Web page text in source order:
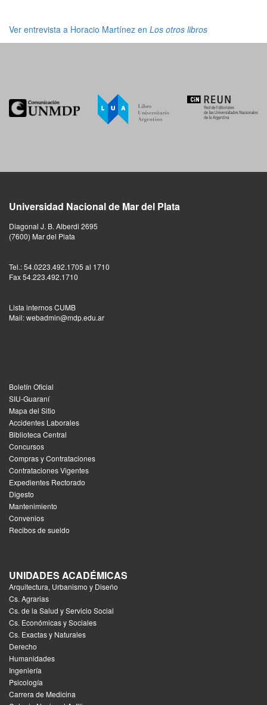
Ver entrevista a Horacio Martínez en Los otros libros
Universidad Nacional de Mar del Plata
Diagonal J. B. Alberdi 2695
(7600) Mar del Plata
Tel.: 54.0223.492.1705 al 1710
Fax 54.223.492.1710
Lista internos CUMB
Mail: webadmin@mdp.edu.ar
Boletín Oficial
SIU-Guaraní
Mapa del Sitio
Accidentes Laborales
Biblioteca Central
Concursos
Compras y Contrataciones
Contrataciones Vigentes
Expedientes Rectorado
Digesto
Mantenimiento
Convenios
Recibos de sueldo
UNIDADES ACADÉMICAS
Arquitectura, Urbanismo y Diseńo
Cs. Agrarias
Cs. de la Salud y Servicio Social
Cs. Económicas y Sociales
Cs. Exactas y Naturales
Derecho
Humanidades
Ingeniería
Psicología
Carrera de Medicina